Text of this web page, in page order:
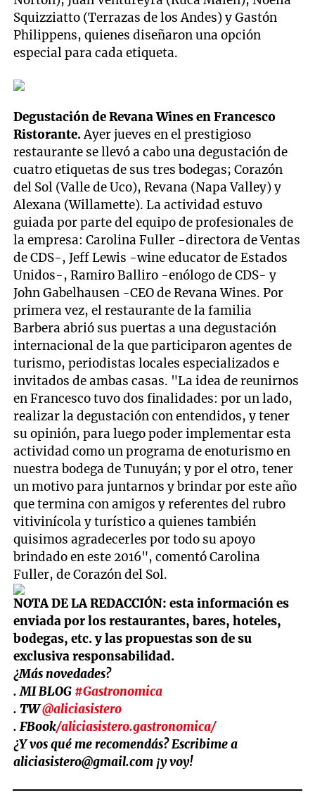
Squizziatto (Terrazas de los Andes) y Gastón
Philippens, quienes diseñaron una opción
especial para cada etiqueta.
Degustación de Revana Wines en Francesco
Ristorante.Ayer jueves en el prestigioso
restaurante se llevó a cabo una degustación de
cuatro etiquetas de sus tres bodegas; Corazón
del Sol (Valle de Uco), Revana (Napa Valley) y
Alexana (Willamette). La actividad estuvo
guiada por parte del equipo de profesionales de
la empresa: Carolina Fuller -directora de Ventas
de CDS-, Jeff Lewis -wine educator de Estados
Unidos-, Ramiro Balliro -enólogo de CDS- y
John Gabelhausen -CEO de Revana Wines. Por
primera vez, el restaurante de la familia
Barbera abrió sus puertas a una degustación
internacional de la que participaron agentes de
turismo, periodistas locales especializados e
invitados de ambas casas. "La idea de reunirnos
en Francesco tuvo dos finalidades: por un lado,
realizar la degustación con entendidos, y tener
su opinión, para luego poder implementar esta
actividad como un programa de enoturismo en
nuestra bodega de Tunuyán; y por el otro, tener
un motivo para juntarnos y brindar por este año
que termina con amigos y referentes del rubro
vitivinícola y turístico a quienes también
quisimos agradecerles por todo su apoyo
brindado en este 2016", comentó Carolina
Fuller, de Corazón del Sol.
NOTA DE LA REDACCIÓN: esta información es
enviada por los restaurantes, bares, hoteles,
bodegas, etc. y las propuestas son de su
exclusiva responsabilidad.
¿Más novedades?
. MI BLOG #Gastronomica
. TW@aliciasistero
. FBook/aliciasistero.gastronomica/
¿Y vos qué me recomendás? Escribime a
aliciasistero@gmail.com ¡y voy!